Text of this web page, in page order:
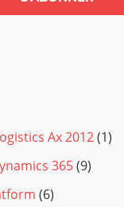
Ax 2012(1)
365(9)
(6)